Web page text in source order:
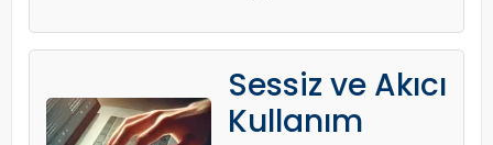
Sessiz ve Akıcı
Kullanım